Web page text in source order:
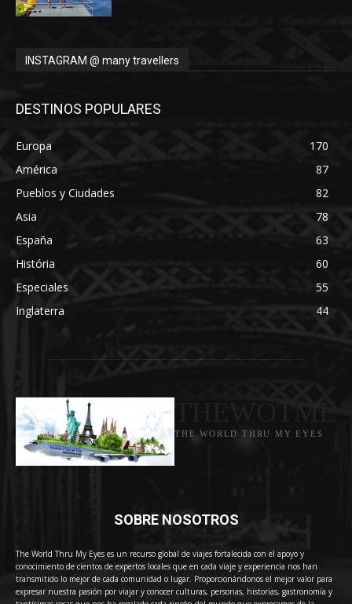
INSTAGRAM @ many travellers
DESTINOS POPULARES
Europa
170
América
87
Pueblos y Ciudades
82
Asia
78
España
63
História
60
Especiales
55
Inglaterra
44
THE WORLD THRU MY EYES
SOBRE NOSOTROS
The World Thru My Eyes es un recurso global de viajes fortalecida con el apoyo y
conocimiento de cientos de expertos locales que en cada viaje y experiencia nos han
transmitido lo mejor de cada comunidad o lugar. Proporcionándonos el mejor valor para
expresar nuestra pasión por viajar y conocer culturas, personas, historias, gastronomía y